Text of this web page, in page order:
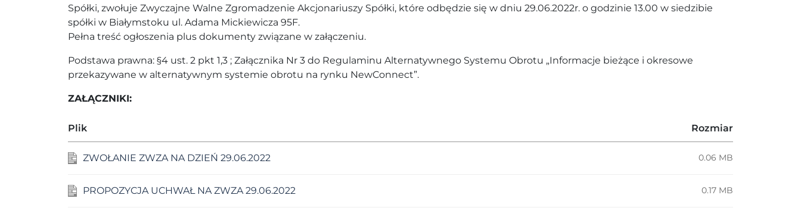
Spółki, zwołuje Zwyczajne Walne Zgromadzenie Akcjonariuszy Spółki, które odbędzie się w dniu 29.06.2022r. o godzinie 13.00 w siedzibie
spółki w Białymstoku ul. Adama Mickiewicza 95F.
Pełna treść ogłoszenia plus dokumenty związane w załączeniu.
Podstawa prawna: §4 ust. 2 pkt 1,3 ; Załącznika Nr 3 do Regulaminu Alternatywnego Systemu Obrotu „Informacje bieżące i okresowe
przekazywane w alternatywnym systemie obrotu na rynku NewConnect”.
ZAŁĄCZNIKI:
Plik Rozmiar
ZWOŁANIE ZWZA NA DZIEŃ 29.06.2022 0.06 MB
PROPOZYCJA UCHWAŁ NA ZWZA 29.06.2022 0.17 MB